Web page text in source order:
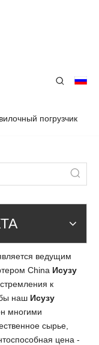
погрузчик
ведущим
China Исузу
к
наш Исузу
многими
сырье,
цена -